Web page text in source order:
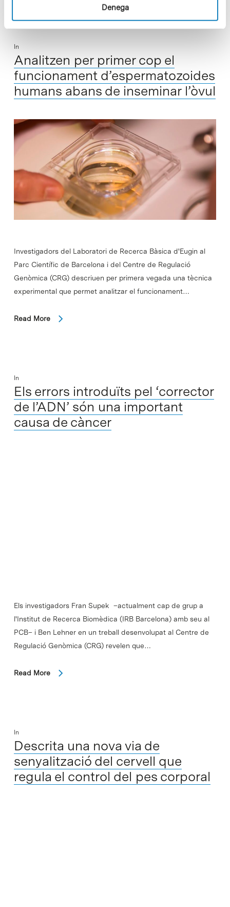
Denega
In
Analitzen per primer cop el
funcionament d’espermatozoides
humans abans de inseminar l’òvul
Investigadors del Laboratori de Recerca Bàsica d'Eugin al
Parc Científic de Barcelona i del Centre de Regulació
Genòmica (CRG) descriuen per primera vegada una tècnica
experimental que permet analitzar el funcionament…
Read More
In
Els errors introduïts pel ‘corrector
de l’ADN’ són una important
causa de càncer
Els investigadors Fran Supek –actualment cap de grup a
l'Institut de Recerca Biomèdica (IRB Barcelona) amb seu al
PCB– i Ben Lehner en un treball desenvolupat al Centre de
Regulació Genòmica (CRG) revelen que…
Read More
In
Descrita una nova via de
senyalització del cervell que
regula el control del pes corporal